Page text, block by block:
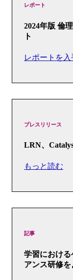
レポート
2024年版 倫
ト
レポートを入
プレスリリース
LRN、
もっと読む
記事
学習におけ
アンス研修